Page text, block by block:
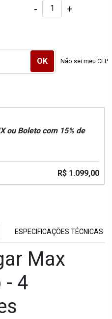
- +
Não sei meu CEP
ou Boleto com 15% de
R$ 1.099,00
ESPECIFICAÇÕES TÉCNICAS
Max
- 4